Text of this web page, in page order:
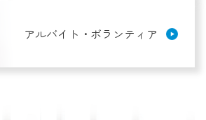
アルバイト・ボランティア